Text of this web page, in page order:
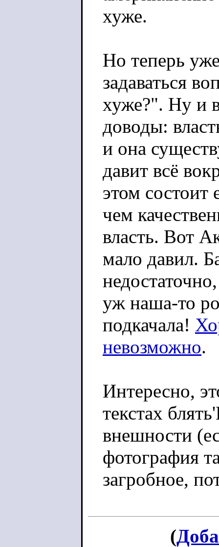
хуже.
Но теперь
задаваться
хуже?". Ну и
доводы:
и она
давит всё
этом состоит
чем
власть. Вот
мало давил.
уж наша-то
подкачала!
невозможно.
Интересно,
текстах
внешности
фотография
загробное,
(